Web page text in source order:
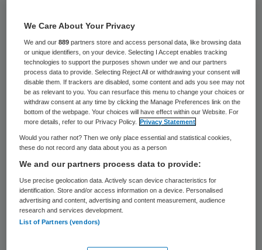
partijen tekenen donderdag in Amersfoort
een intentieverklaring voor het experiment
met regel-arm werken voor de periode van
2018 tot en met 2020.
Philadelphia is een landelijke organisatie
voor zorg aan mensen met een
verstandelijke beperking. De financiële
afspraken met de Menzis Zorgkantoren
worden per regio gemaakt.
Menzis en Philadelphia willen de zorg voor
de Wlz-cliënten van Philadelphia voortaan
“op basis van vertrouwen” regelen. Het is
We Care About Your Privacy
We and our889 partners store and access personal data, like browsing data
or unique identifiers, on your device. Selecting I Accept enables tracking
technologies to support the purposes shown under we and our partners
process data to provide. Selecting Reject All or withdrawing your consent will
disable them. If trackers are disabled, some content and ads you see may not
be as relevant to you. You can resurface this menu to change your choices or
withdraw consent at any time by clicking the Manage Preferences link on the
bottom of the webpage. Your choices will have effect within our Website. For
more details, refer to our Privacy Policy.
Privacy Statement
Would you rather not? Then we only place essential and statistical cookies,
these do not record any data about you as a person
We and our partners process data to provide:
Use precise geolocation data. Actively scan device characteristics for
identification. Store and/or access information on a device. Personalised
advertising and content, advertising and content measurement, audience
research and services development.
List of Partners (vendors)